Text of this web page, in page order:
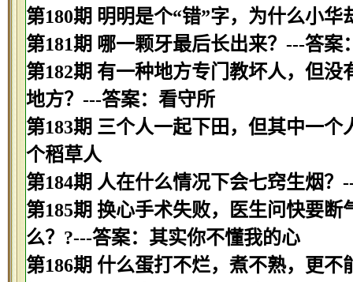
第180期 明明是个“错”字，为什么小
第181期 哪一颗牙最后长出来？---答案
第182期 有一种地方专门教坏人，但
地方？---答案：看守所
第183期 三个人一起下田，但其中一
个稻草人
第184期 人在什么情况下会七窍生烟？
第185期 换心手术失败，医生问快要
么？?---答案：其实你不懂我的心
第186期 什么蛋打不烂，煮不熟，更